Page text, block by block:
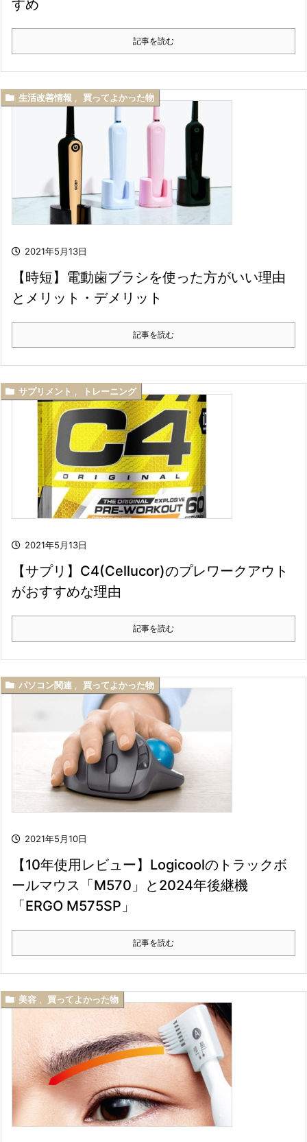
すめ
記事を読む
2021年5月13日
生活改善情報 買ってよかった物
【時短】電動歯ブラシを使った方がいい理由
とメリット・デメリット
記事を読む
2021年5月13日
サプリメント トレーニング
【サプリ】C4(Cellucor)のプレワークアウト
がおすすめな理由
記事を読む
2021年5月10日
パソコン関連 買ってよかった物
【10年使用レビュー】Logicoolのトラックボ
ールマウス「M570」と2024年後継機
「ERGO M575SP」
記事を読む
美容 買ってよかった物